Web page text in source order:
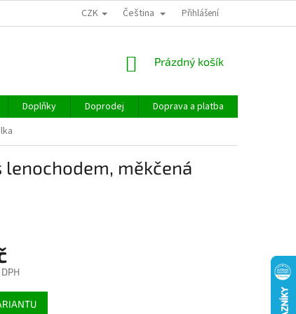
CZK Čeština Přihlášení
NÁKUPNÍ
Prázdný košík
Doplňky Doprodej Doprava a platba
lenochodem, měkčená